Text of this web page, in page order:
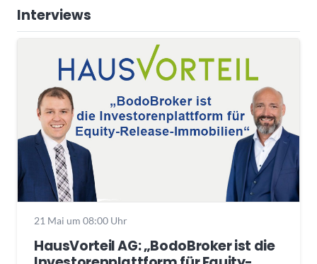
Interviews
21 Mai um 08:00 Uhr
HausVorteil AG: „BodoBroker ist die